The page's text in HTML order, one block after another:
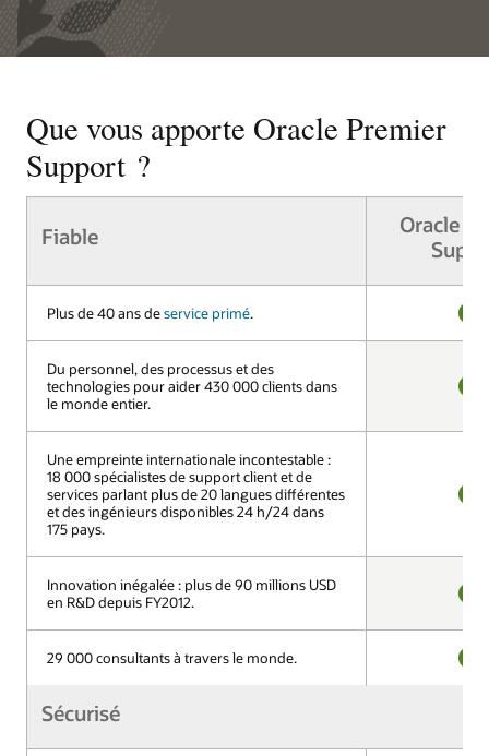
Que vous apporte Oracle Premier
Support ?
Fiable
Oracle
Plus de 40 ans deservice primé.
OUI
Du personnel, des processus et des
technologies pour aider 430 000 clients dans
le monde entier.
Une empreinte internationale incontestable :
18 000 spécialistes de support client et de
services parlant plus de 20 langues différentes
et des ingénieurs disponibles 24 h/24 dans
175 pays.
Innovation inégalée : plus de 90 millions USD
en R&D depuis FY2012.
29 000 consultants à travers le monde.
Sécurisé
Fiable
Plus de 40 ans deservice primé.
Du personnel, des processus et des
technologies pour aider 430 000 clients dans
le monde entier.
Une empreinte internationale incontestable :
18 000 spécialistes de support client et de
services parlant plus de 20 langues différentes
et des ingénieurs disponibles 24 h/24 dans
175 pays.
Innovation inégalée : plus de 90 millions USD
en R&D depuis FY2012.
29 000 consultants à travers le monde.
Sécurisé